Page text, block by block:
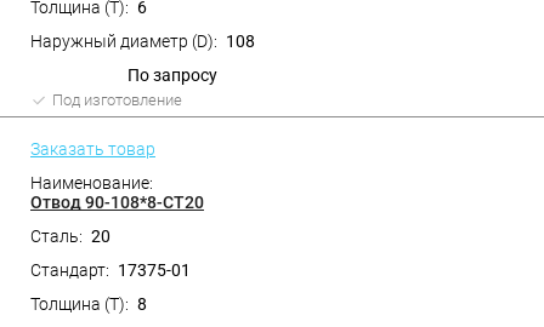
6
108
По запросу
Под изготовление
Заказать товар
Отвод 90-108*8-СТ20
20
17375-01
8